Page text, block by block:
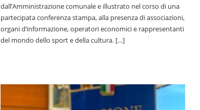
dall’Amministrazione comunale e illustrato nel corso di una
partecipata conferenza stampa, alla presenza di associazioni,
organi d’informazione, operatori economici e rappresentanti
del mondo dello sport e della cultura. […]